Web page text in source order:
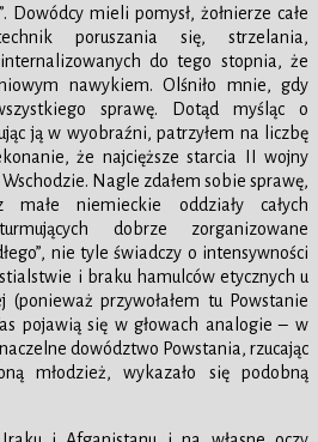
Dowódcy mieli pomysł, żołnierze całe
poruszania się, strzelania,
do tego stopnia, że
nawykiem. Olśniło mnie, gdy
sprawę. Dotąd myśląc o
ją w wyobraźni, patrzyłem na liczbę
że najcięższe starcia II wojny
Nagle zdałem sobie sprawę,
niemieckie oddziały całych
dobrze zorganizowane
nie tyle świadczy o intensywności
i braku hamulców etycznych u
przywołałem tu Powstanie
pojawią się w głowach analogie – w
dowództwo Powstania, rzucając
młodzież, wykazało się podobną